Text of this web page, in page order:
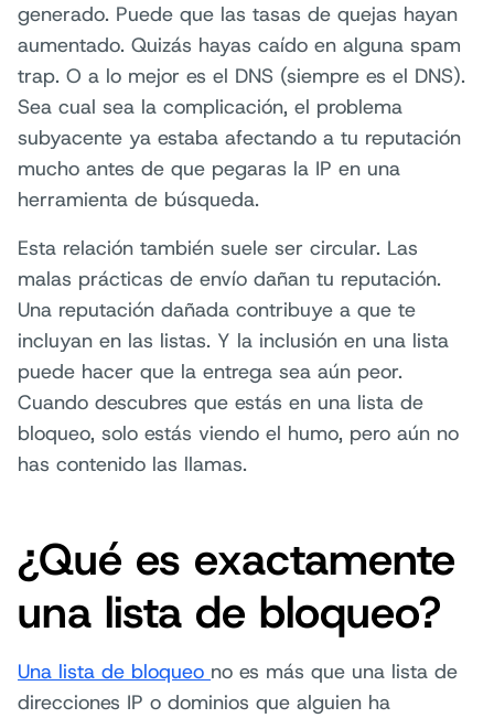
generado. Puede que las tasas de quejas hayan
aumentado. Quizás hayas caído en alguna spam
trap. O a lo mejor es el DNS (siempre es el DNS).
Sea cual sea la complicación, el problema
subyacente ya estaba afectando a tu reputación
mucho antes de que pegaras la IP en una
herramienta de búsqueda.
Esta relación también suele ser circular. Las
malas prácticas de envío dañan tu reputación.
Una reputación dañada contribuye a que te
incluyan en las listas. Y la inclusión en una lista
puede hacer que la entrega sea aún peor.
Cuando descubres que estás en una lista de
bloqueo, solo estás viendo el humo, pero aún no
has contenido las llamas.
¿Qué es exactamente
una lista de bloqueo?
Una lista de bloqueo no es más que una lista de
direcciones IP o dominios que alguien ha